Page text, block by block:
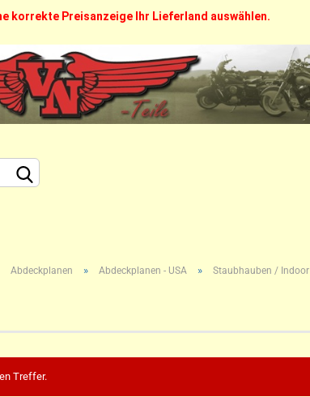
Callback Service
Sprache auswählen
Lieferland
Passwort vergessen?
korrekte Preisanzeige Ihr Lieferland auswählen.
Abdeckplanen » Abdeckplanen - USA » Staubhauben / Indoor
Treffer.